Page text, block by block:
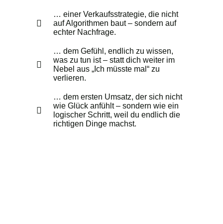
… einer Verkaufsstrategie, die nicht
auf Algorithmen baut – sondern auf
echter Nachfrage.
… dem Gefühl, endlich zu wissen,
was zu tun ist – statt dich weiter im
Nebel aus „Ich müsste mal“ zu
verlieren.
… dem ersten Umsatz, der sich nicht
wie Glück anfühlt – sondern wie ein
logischer Schritt, weil du endlich die
richtigen Dinge machst.